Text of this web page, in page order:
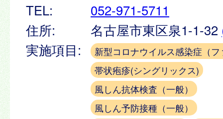
TEL:
052-971-5711
住所:
名古屋市東区泉1-1-32
実施項目:
新型コロナウイルス感染症（
帯状疱疹(シングリックス)
風しん抗体検査（一般）
風しん予防接種（一般）